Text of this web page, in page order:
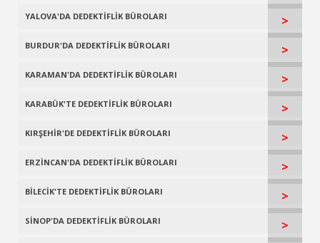
YALOVA'DA DEDEKTİFLİK BÜROLARI >
BURDUR'DA DEDEKTİFLİK BÜROLARI >
KARAMAN'DA DEDEKTİFLİK BÜROLARI >
KARABÜK'TE DEDEKTİFLİK BÜROLARI >
KIRŞEHİR'DE DEDEKTİFLİK BÜROLARI >
ERZİNCAN'DA DEDEKTİFLİK BÜROLARI >
BİLECİK'TE DEDEKTİFLİK BÜROLARI >
SİNOP'DA DEDEKTİFLİK BÜROLARI >